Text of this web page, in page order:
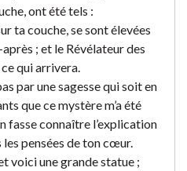
ont été tels :
ta couche, se sont élevées
; et le Révélateur des
qui arrivera.
par une sagesse qui soit en
que ce mystère m’a été
fasse connaître l’explication
pensées de ton cœur.
voici une grande statue ;